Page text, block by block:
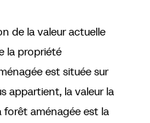
de la valeur actuelle
la propriété
est située sur
appartient, la valeur la
forêt aménagée est la